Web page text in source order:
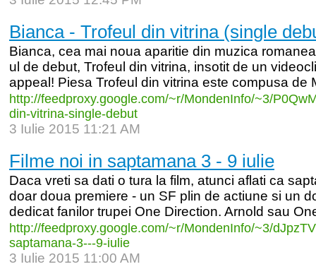
Bianca - Trofeul din vitrina (single
Bianca, cea mai noua aparitie din muzica
ul de debut, Trofeul din vitrina, insotit de un
appeal! Piesa Trofeul din vitrina este compusa de
http://feedproxy.google.com/~r/MondenInfo/~3/
din-vitrina-single-debut
3 Iulie 2015 11:21 AM
Filme noi in saptamana 3 - 9 iulie
Daca vreti sa dati o tura la film, atunci aflati ca
doar doua premiere - un SF plin de actiune si un
dedicat fanilor trupei One Direction. Arnold sau
http://feedproxy.google.com/~r/MondenInfo/~3/
saptamana-3---9-iulie
3 Iulie 2015 11:00 AM